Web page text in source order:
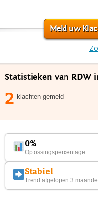
Meld uw
Statistieken van RDW
2 klachten gemeld
0%
Oplossingspercentage
Stabiel
Trend afgelopen 3